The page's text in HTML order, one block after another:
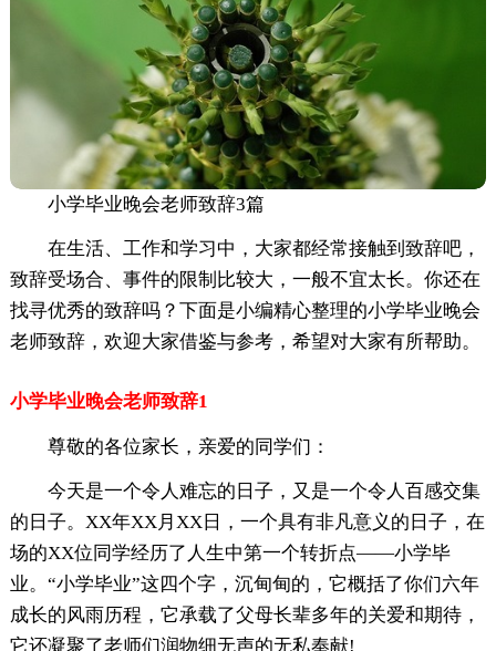
小学毕业晚会老师致辞3篇
在生活、工作和学习中，大家都经常接触到致辞吧，
致辞受场合、事件的限制比较大，一般不宜太长。你还在
找寻优秀的致辞吗？下面是小编精心整理的小学毕业晚会
老师致辞，欢迎大家借鉴与参考，希望对大家有所帮助。
小学毕业晚会老师致辞1
尊敬的各位家长，亲爱的同学们：
今天是一个令人难忘的日子，又是一个令人百感交集
的日子。XX年XX月XX日，一个具有非凡意义的日子，在
场的XX位同学经历了人生中第一个转折点——小学毕
业。“小学毕业”这四个字，沉甸甸的，它概括了你们六年
成长的风雨历程，它承载了父母长辈多年的关爱和期待，
它还凝聚了老师们润物细无声的无私奉献!